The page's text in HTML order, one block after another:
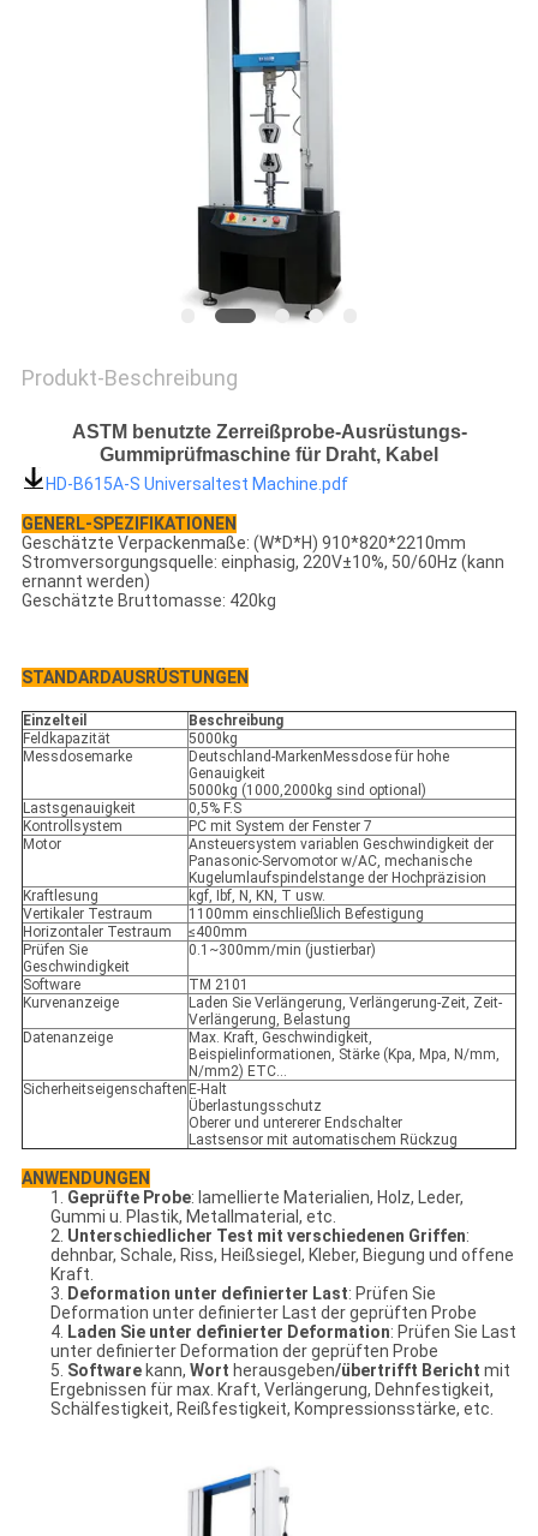
DATENSCHUTZRICHTLINIE
Produkt-Beschreibung
ASTM benutzte Zerreißprobe-Ausrüstungs-
Gummiprüfmaschine für Draht, Kabel
HD-B615A-S Universaltest Machine.pdf
GENERL-SPEZIFIKATIONEN
Geschätzte Verpackenmaße: (W*D*H) 910*820*2210mm
Stromversorgungsquelle: einphasig, 220V±10%, 50/60Hz (kann
ernannt werden)
Geschätzte Bruttomasse: 420kg
STANDARDAUSRÜSTUNGEN
Einzelteil
Beschreibung
Feldkapazität
5000kg
Messdosemarke
Deutschland-MarkenMessdose für hohe
Genauigkeit
5000kg (1000,2000kg sind optional)
Lastsgenauigkeit
0,5% F.S
Kontrollsystem
PC mit System der Fenster 7
Motor
Ansteuersystem variablen Geschwindigkeit der
Panasonic-Servomotor w/AC, mechanische
Kugelumlaufspindelstange der Hochpräzision
Kraftlesung
kgf, Ibf, N, KN, T usw.
Vertikaler Testraum
1100mm einschließlich Befestigung
Horizontaler Testraum
≤400mm
Prüfen Sie
Geschwindigkeit
0.1~300mm/min (justierbar)
Software
TM 2101
Kurvenanzeige
Laden Sie Verlängerung, Verlängerung-Zeit, Zeit-
Verlängerung, Belastung
Datenanzeige
Max. Kraft, Geschwindigkeit,
Beispielinformationen, Stärke (Kpa, Mpa, N/mm,
N/mm2) ETC…
Sicherheitseigenschaften E-Halt
Überlastungsschutz
Oberer und untererer Endschalter
Lastsensor mit automatischem Rückzug
ANWENDUNGEN
1. Geprüfte Probe: lamellierte Materialien, Holz, Leder,
Gummi u. Plastik, Metallmaterial, etc.
2. Unterschiedlicher Test mit verschiedenen Griffen:
dehnbar, Schale, Riss, Heißsiegel, Kleber, Biegung und offene
Kraft.
3. Deformation unter definierter Last: Prüfen Sie
Deformation unter definierter Last der geprüften Probe
4. Laden Sie unter definierter Deformation: Prüfen Sie Last
unter definierter Deformation der geprüften Probe
5. Softwarekann, Wort herausgeben/übertrifft Bericht mit
Ergebnissen für max. Kraft, Verlängerung, Dehnfestigkeit,
Schälfestigkeit, Reißfestigkeit, Kompressionsstärke, etc.